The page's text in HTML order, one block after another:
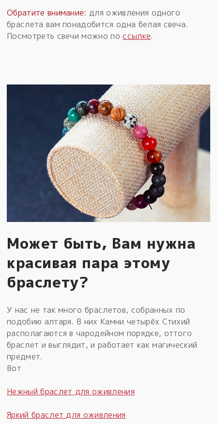
Обратите внимание: для оживления одного
браслета вам понадобится одна белая свеча.
Посмотреть свечи можно поссылке.
Может быть, Вам нужна
красивая пара этому
браслету?
У нас не так много браслетов, собранных по
подобию алтаря. В них Камни четырёх Стихий
располагаются в чародейном порядке, оттого
браслет и выглядит, и работает как магический
предмет.
Вот
Нежный браслет для оживления
Яркий браслет для оживления